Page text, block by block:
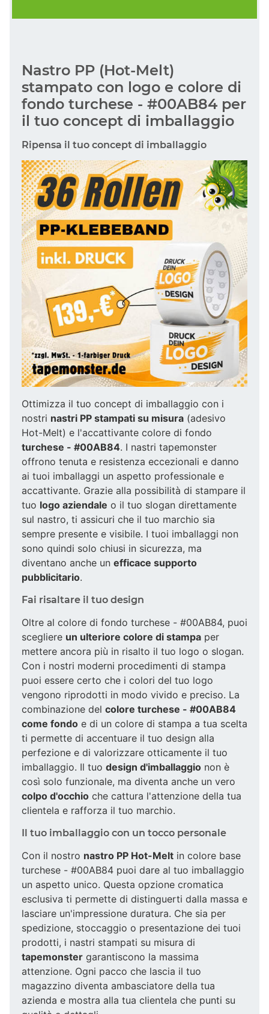
Nastro PP (Hot-Melt)
stampato con logo e colore di
fondo turchese - #00AB84 per
il tuo concept di imballaggio
Ripensa il tuo concept di imballaggio
Ottimizza il tuo concept di imballaggio con i
nostri nastri PP stampati su misura (adesivo
Hot-Melt) e l'accattivante colore di fondo
turchese - #00AB84. I nastri tapemonster
offrono tenuta e resistenza eccezionali e danno
ai tuoi imballaggi un aspetto professionale e
accattivante. Grazie alla possibilità di stampare il
tuo logo aziendale o il tuo slogan direttamente
sul nastro, ti assicuri che il tuo marchio sia
sempre presente e visibile. I tuoi imballaggi non
sono quindi solo chiusi in sicurezza, ma
diventano anche un efficace supporto
pubblicitario.
Fai risaltare il tuo design
Oltre al colore di fondo turchese - #00AB84, puoi
scegliere un ulteriore colore di stampa per
mettere ancora più in risalto il tuo logo o slogan.
Con i nostri moderni procedimenti di stampa
puoi essere certo che i colori del tuo logo
vengono riprodotti in modo vivido e preciso. La
combinazione del colore turchese - #00AB84
come fondo e di un colore di stampa a tua scelta
ti permette di accentuare il tuo design alla
perfezione e di valorizzare otticamente il tuo
imballaggio. Il tuo design d'imballaggio non è
così solo funzionale, ma diventa anche un vero
colpo d'occhio che cattura l'attenzione della tua
clientela e rafforza il tuo marchio.
Il tuo imballaggio con un tocco personale
Con il nostro nastro PP Hot-Melt in colore base
turchese - #00AB84 puoi dare al tuo imballaggio
un aspetto unico. Questa opzione cromatica
esclusiva ti permette di distinguerti dalla massa e
lasciare un'impressione duratura. Che sia per
spedizione, stoccaggio o presentazione dei tuoi
prodotti, i nastri stampati su misura di
tapemonster garantiscono la massima
attenzione. Ogni pacco che lascia il tuo
magazzino diventa ambasciatore della tua
azienda e mostra alla tua clientela che punti su